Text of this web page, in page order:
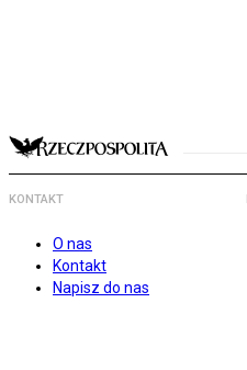
KONTAKT
O nas
Kontakt
Napisz do nas